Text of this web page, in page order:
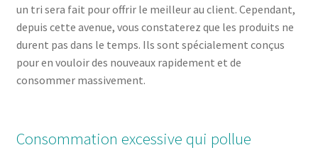
un tri sera fait pour offrir le meilleur au client. Cependant,
depuis cette avenue, vous constaterez que les produits ne
durent pas dans le temps. Ils sont spécialement conçus
pour en vouloir des nouveaux rapidement et de
consommer massivement.
Consommation excessive qui pollue